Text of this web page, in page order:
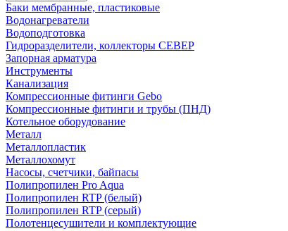
Баки мембранные, пластиковые
Водонагреватели
Водоподготовка
Гидроразделители, коллекторы СЕВЕР
Запорная арматура
Инструменты
Канализация
Компрессионные фитинги Gebo
Компрессионные фитинги и трубы (ПНД)
Котельное оборудование
Металл
Металлопластик
Металлохомут
Насосы, счетчики, байпасы
Полипропилен Pro Aqua
Полипропилен RTP (белый)
Полипропилен RTP (серый)
Полотенцесушители и комплектующие